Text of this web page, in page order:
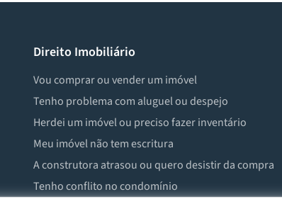
Direito Imobiliário
Vou comprar ou vender um imóvel
Tenho problema com aluguel ou despejo
Herdei um imóvel ou preciso fazer inventário
Meu imóvel não tem escritura
A construtora atrasou ou quero desistir da compra
Tenho conflito no condomínio